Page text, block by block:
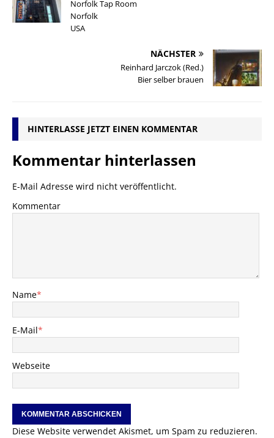
Norfolk Tap Room
Norfolk
USA
NÄCHSTER
Reinhard Jarczok (Red.)
Bier selber brauen
HINTERLASSE JETZT EINEN KOMMENTAR
Kommentar hinterlassen
E-Mail Adresse wird nicht veröffentlicht.
Kommentar
Name*
E-Mail*
Webseite
Diese Website verwendet Akismet, um Spam zu reduzieren.